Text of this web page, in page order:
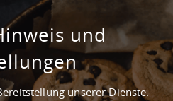
und
unserer Dienste.